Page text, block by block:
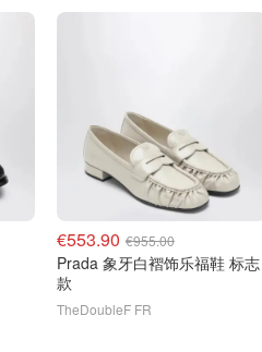
€553.90 €955.00
Prada 象牙白褶饰乐福鞋 标志
款
TheDoubleF FR